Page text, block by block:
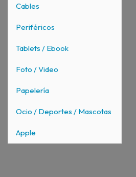
Cables
Periféricos
Tablets / Ebook
Foto / Video
Papelería
Ocio / Deportes / Mascotas
Apple